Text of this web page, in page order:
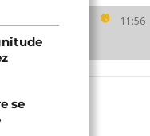
11:56
se